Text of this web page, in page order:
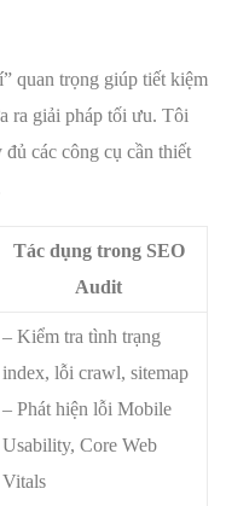
quan trọng giúp tiết kiệm
ra giải pháp tối ưu. Tôi
đủ các công cụ cần thiết
Tác dụng trong SEO
Audit
– Kiểm tra tình trạng
index, lỗi crawl, sitemap
– Phát hiện lỗi Mobile
Usability, Core Web
Vitals